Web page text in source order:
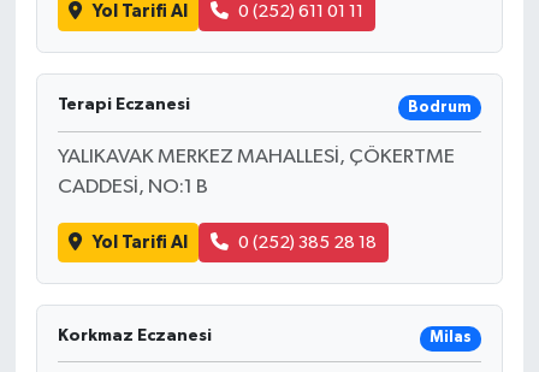
Yol Tarifi Al 0 (252) 611 01 11
Terapi Eczanesi Bodrum
YALIKAVAK MERKEZ MAHALLESİ, ÇÖKERTME
CADDESİ, NO:1 B
Yol Tarifi Al 0 (252) 385 28 18
Korkmaz Eczanesi Milas